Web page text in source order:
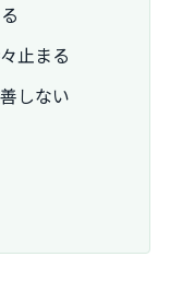
止まる
しない